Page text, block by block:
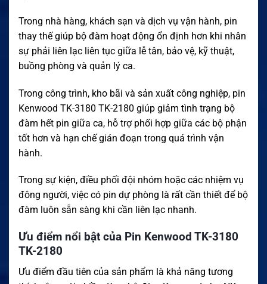
Trong nhà hàng, khách sạn và dịch vụ vận hành, pin
thay thế giúp bộ đàm hoạt động ổn định hơn khi nhân
sự phải liên lạc liên tục giữa lễ tân, bảo vệ, kỹ thuật,
buồng phòng và quản lý ca.
Trong công trình, kho bãi và sản xuất công nghiệp, pin
Kenwood TK-3180 TK-2180 giúp giảm tình trạng bộ
đàm hết pin giữa ca, hỗ trợ phối hợp giữa các bộ phận
tốt hơn và hạn chế gián đoạn trong quá trình vận
hành.
Trong sự kiện, điều phối đội nhóm hoặc các nhiệm vụ
đông người, việc có pin dự phòng là rất cần thiết để bộ
đàm luôn sẵn sàng khi cần liên lạc nhanh.
Ưu điểm nổi bật của Pin Kenwood TK-3180
TK-2180
Ưu điểm đầu tiên của sản phẩm là khả năng tương